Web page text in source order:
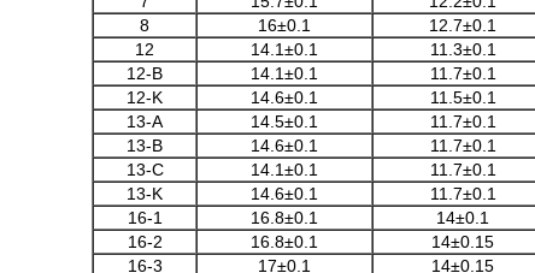
8
16±0.1 12.7±0.1
12
14.1±0.1 11.3±0.1
12-B
14.1±0.1 11.7±0.1
12-K
14.6±0.1 11.5±0.1
13-A
14.5±0.1 11.7±0.1
13-B
14.6±0.1 11.7±0.1
13-C
14.1±0.1 11.7±0.1
13-K
14.6±0.1 11.7±0.1
16-1
16.8±0.1 14±0.1
16-2
16.8±0.1 14±0.15
16-3
17±0.1 14±0.15